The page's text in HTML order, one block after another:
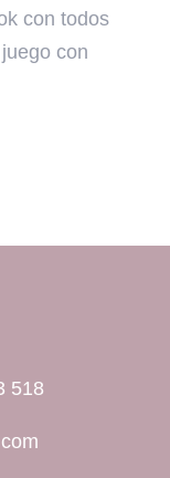
con todos
con
518